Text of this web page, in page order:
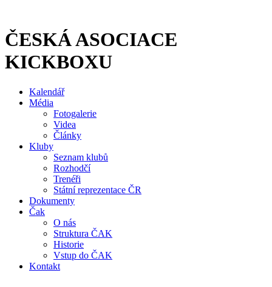
obsahu
ČESKÁ ASOCIACE
KICKBOXU
Kalendář
Média
Fotogalerie
Videa
Články
Kluby
Seznam klubů
Rozhodčí
Trenéři
Státní reprezentace ČR
Dokumenty
Čak
O nás
Struktura ČAK
Historie
Vstup do ČAK
Kontakt